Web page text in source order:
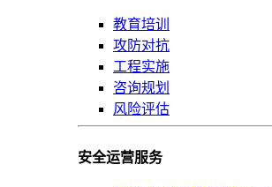
教育培训
攻防对抗
工程实施
咨询规划
风险评估
安全运营服务